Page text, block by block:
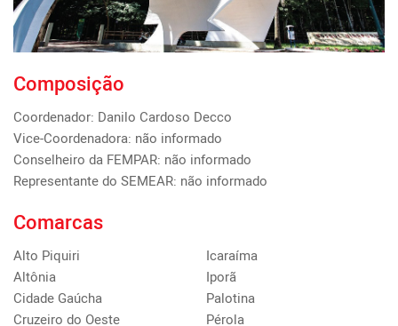
Composição
Coordenador: Danilo Cardoso Decco
Vice-Coordenadora: não informado
Conselheiro da FEMPAR: não informado
Representante do SEMEAR: não informado
Comarcas
Alto Piquiri
Altônia
Cidade Gaúcha
Cruzeiro do Oeste
Icaraíma
Iporã
Palotina
Pérola